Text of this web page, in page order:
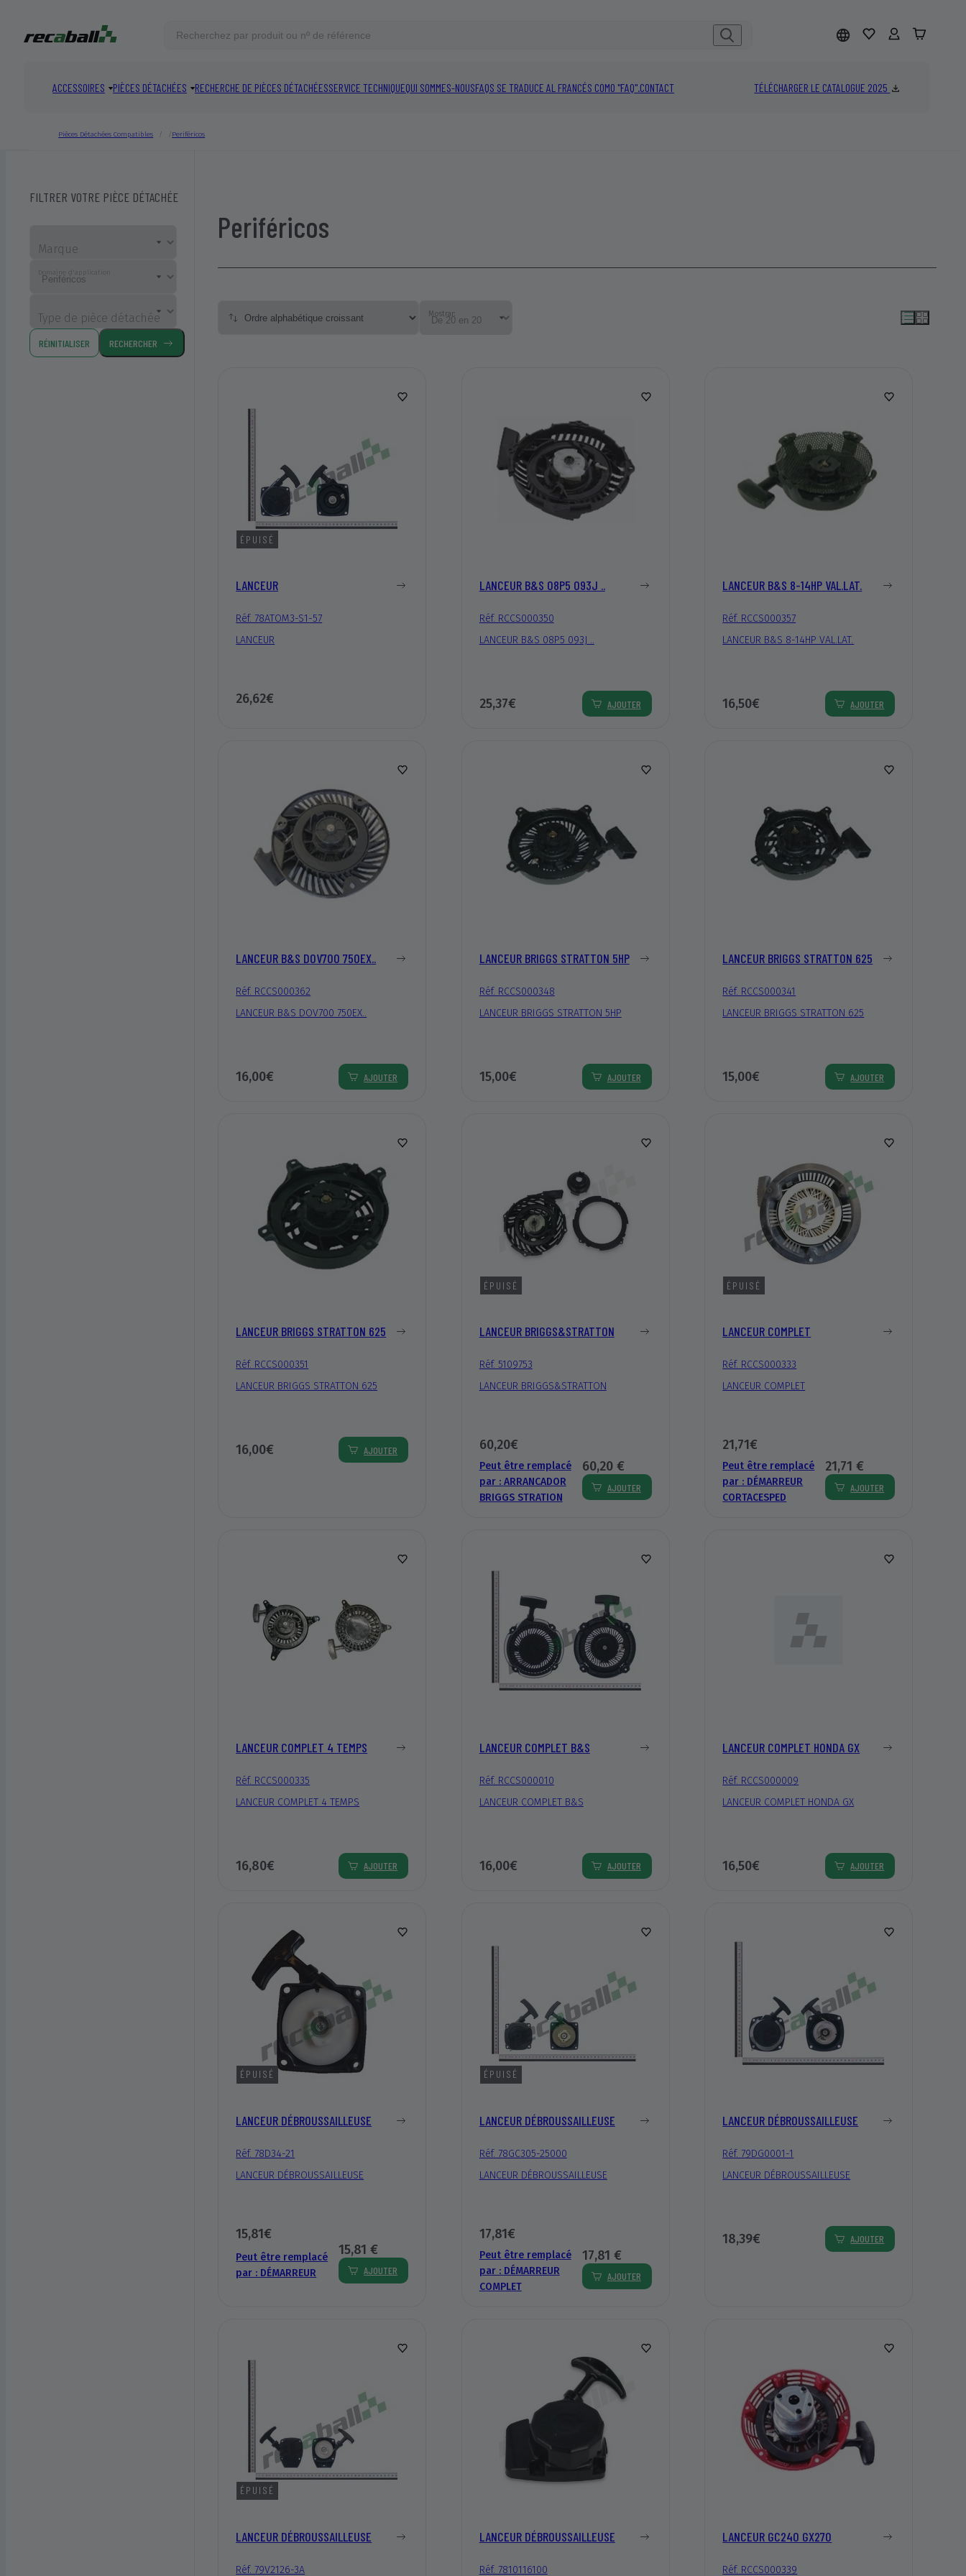
ACCESSOIRES PIÈCES DÉTACHÉES RECHERCHE DE PIÈCES DÉTACHÉESSERVICE TECHNIQUEQUI SOMMES-NOUSFAQS SE TRADUCE AL FRANCÉS COMO "FAQ". CONTACT TÉLÉCHARGER LE CATALOGUE 2025
Pièces Détachées Compatibles Periféricos
FILTRER VOTRE PIÈCE DÉTACHÉE
Marque
Domaine d'application
Type de pièce détachée
RÉINITIALISER RECHERCHER
Periféricos
Mostrar:
ÉPUISÉ
LANCEUR
Réf. 78ATOM3-S1-57
LANCEUR
26,62€
LANCEUR B&S 08P5 093J ..
Réf. RCCS000350
LANCEUR B&S 08P5 093J ..
25,37€ AJOUTER
LANCEUR B&S 8-14HP VAL.LAT.
Réf. RCCS000357
LANCEUR B&S 8-14HP VAL.LAT.
16,50€ AJOUTER
LANCEUR B&S DOV700 750EX..
Réf. RCCS000362
LANCEUR B&S DOV700 750EX..
16,00€ AJOUTER
LANCEUR BRIGGS STRATTON 5HP
Réf. RCCS000348
LANCEUR BRIGGS STRATTON 5HP
15,00€ AJOUTER
LANCEUR BRIGGS STRATTON 625
Réf. RCCS000341
LANCEUR BRIGGS STRATTON 625
15,00€ AJOUTER
LANCEUR BRIGGS STRATTON 625
Réf. RCCS000351
LANCEUR BRIGGS STRATTON 625
16,00€ AJOUTER
ÉPUISÉ
LANCEUR BRIGGS&STRATTON
Réf. 5109753
LANCEUR BRIGGS&STRATTON
60,20€
Peut être remplacé
par : ARRANCADOR
BRIGGS STRATION
60,20 €
AJOUTER
ÉPUISÉ
LANCEUR COMPLET
Réf. RCCS000333
LANCEUR COMPLET
21,71€
Peut être remplacé
par : DÉMARREUR
CORTACESPED
21,71 €
AJOUTER
LANCEUR COMPLET 4 TEMPS
Réf. RCCS000335
LANCEUR COMPLET 4 TEMPS
16,80€ AJOUTER
LANCEUR COMPLET B&S
Réf. RCCS000010
LANCEUR COMPLET B&S
16,00€ AJOUTER
LANCEUR COMPLET HONDA GX
Réf. RCCS000009
LANCEUR COMPLET HONDA GX
16,50€ AJOUTER
ÉPUISÉ
LANCEUR DÉBROUSSAILLEUSE
Réf. 78D34-21
LANCEUR DÉBROUSSAILLEUSE
15,81€
Peut être remplacé
par : DÉMARREUR
15,81 €
AJOUTER
ÉPUISÉ
LANCEUR DÉBROUSSAILLEUSE
Réf. 78GC305-25000
LANCEUR DÉBROUSSAILLEUSE
17,81€
Peut être remplacé
par : DÉMARREUR
COMPLET
17,81 €
AJOUTER
LANCEUR DÉBROUSSAILLEUSE
Réf. 79DG0001-1
LANCEUR DÉBROUSSAILLEUSE
18,39€ AJOUTER
ÉPUISÉ
LANCEUR DÉBROUSSAILLEUSE
Réf. 79V2126-3A
LANCEUR DÉBROUSSAILLEUSE
Réf. 7810116100
LANCEUR GC240 GX270
Réf. RCCS000339